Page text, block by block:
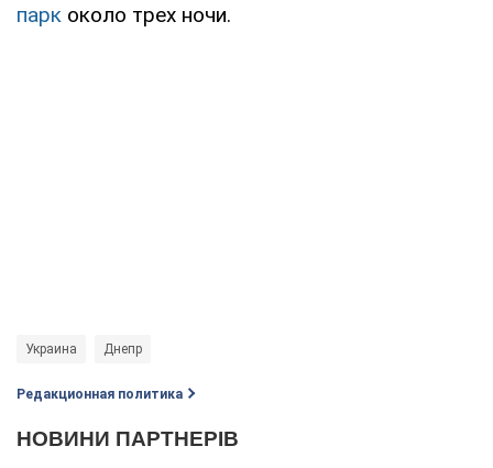
парк около трех ночи.
Украина Днепр
Редакционная политика